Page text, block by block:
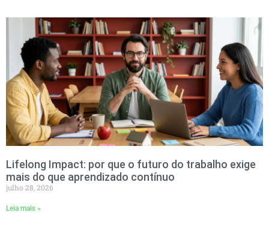
Lifelong Impact: por que o futuro do trabalho exige
mais do que aprendizado contínuo
julho 28, 2026
Leia mais »